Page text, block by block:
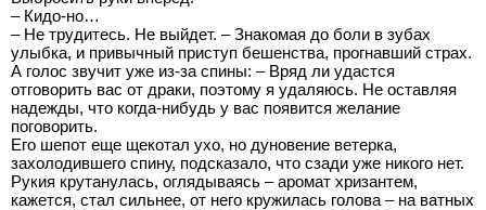
– Кидо-но…
– Не трудитесь. Не выйдет. – Знакомая до боли в зубах
улыбка, и привычный приступ бешенства, прогнавший страх.
А голос звучит уже из-за спины: – Вряд ли удастся
отговорить вас от драки, поэтому я удаляюсь. Не оставляя
надежды, что когда-нибудь у вас появится желание
поговорить.
Его шепот еще щекотал ухо, но дуновение ветерка,
захолодившего спину, подсказало, что сзади уже никого нет.
Рукия крутанулась, оглядываясь – аромат хризантем,
кажется, стал сильнее, от него кружилась голова – на ватных